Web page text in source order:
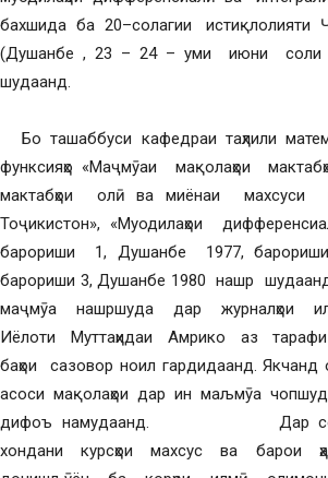
бахшида ба 20–солагии истиқлолияти
(Душанбе , 23 – 24 – уми июни соли
шудаанд.
Бо ташаббуси кафедраи таҳлили
функсияҳо «Маҷмӯаи мақолаҳои
мактабҳои олӣ ва миёнаи махсуси
Тоҷикистон», «Муодилаҳои
барориши 1, Душанбе 1977,
барориши 3, Душанбе 1980 нашр
маҷмӯа нашршуда дар журналҳои
Иёлоти Муттаҳидаи Амрико аз
баҳои сазовор ноил гардидаанд.
асоси мақолаҳои дар ин маљмӯа
дифоъ намудаанд. Дар солҳои
хондани курсҳои махсус ва барои